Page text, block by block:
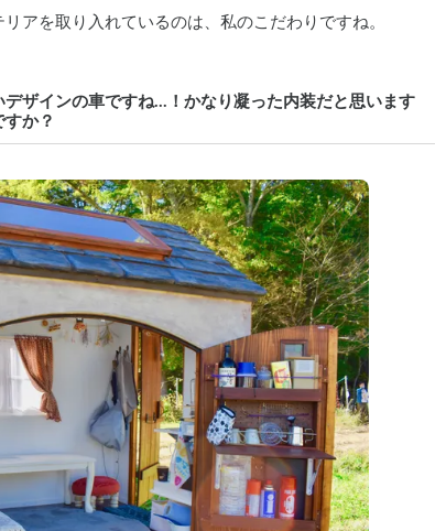
アを取り入れているのは、私のこだわりですね。
ザインの車ですね...！かなり凝った内装だと思います
か？